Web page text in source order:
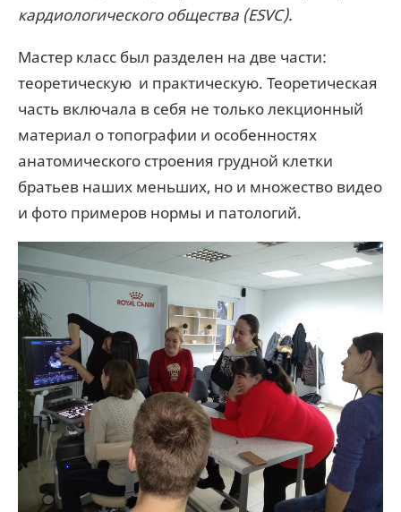
кардиологического общества (ESVC).
Мастер класс был разделен на две части:
теоретическую и практическую. Теоретическая
часть включала в себя не только лекционный
материал о топографии и особенностях
анатомического строения грудной клетки
братьев наших меньших, но и множество видео
и фото примеров нормы и патологий.